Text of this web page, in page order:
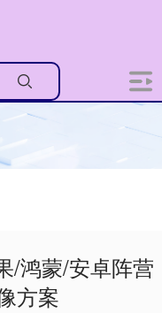
/鸿蒙/安卓阵营
方案